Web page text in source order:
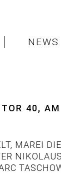
NEWS
40, AM
, MAREI